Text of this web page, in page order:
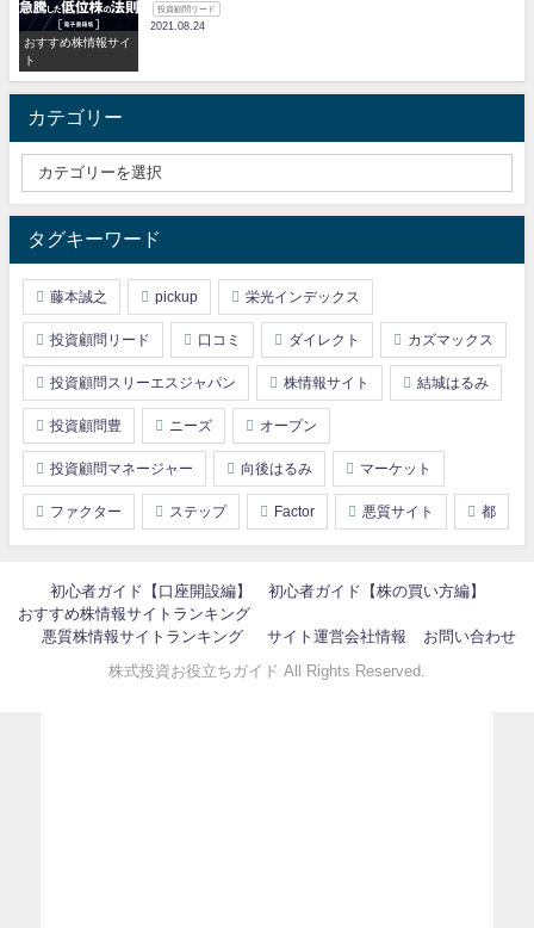
おすすめ株情報サイ
ト
投資顧問リード
2021.08.24
カテゴリー
タグキーワード
藤本誠之 pickup 栄光インデックス
投資顧問リード 口コミ ダイレクト カズマックス
投資顧問スリーエスジャパン 株情報サイト 結城はるみ
投資顧問豊 ニーズ オープン
投資顧問マネージャー 向後はるみ マーケット
ファクター ステップ Factor 悪質サイト 都
初心者ガイド【口座開設編】
初心者ガイド【株の買い方編】
おすすめ株情報サイトランキング
悪質株情報サイトランキング
サイト運営会社情報
お問い合わせ
株式投資お役立ちガイド All Rights Reserved.